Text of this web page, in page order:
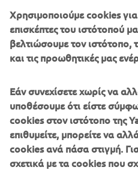
2016 EICMA
VIRTUAL
GALLERY
booth is now available. You
degree video stream from
the directional controls in the
your mouse around in the
the full gallery of our booth
Milano.
Χρησιμοποιούμε cookies
επισκέπτες του ιστότοπού
βελτιώσουμε τον ιστότοπο,
και τις προωθητικές μας
Εάν συνεχίσετε χωρίς να
υποθέσουμε ότι είστε
cookies στον ιστότοπο της
επιθυμείτε, μπορείτε να
cookies ανά πάσα στιγμή.
σχετικά με τα cookies που